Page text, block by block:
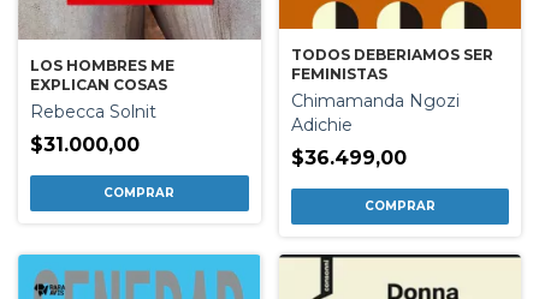
LOS HOMBRES ME
EXPLICAN COSAS
Rebecca Solnit
$31.000,00
TODOS DEBERIAMOS SER
FEMINISTAS
Chimamanda Ngozi
Adichie
$36.499,00